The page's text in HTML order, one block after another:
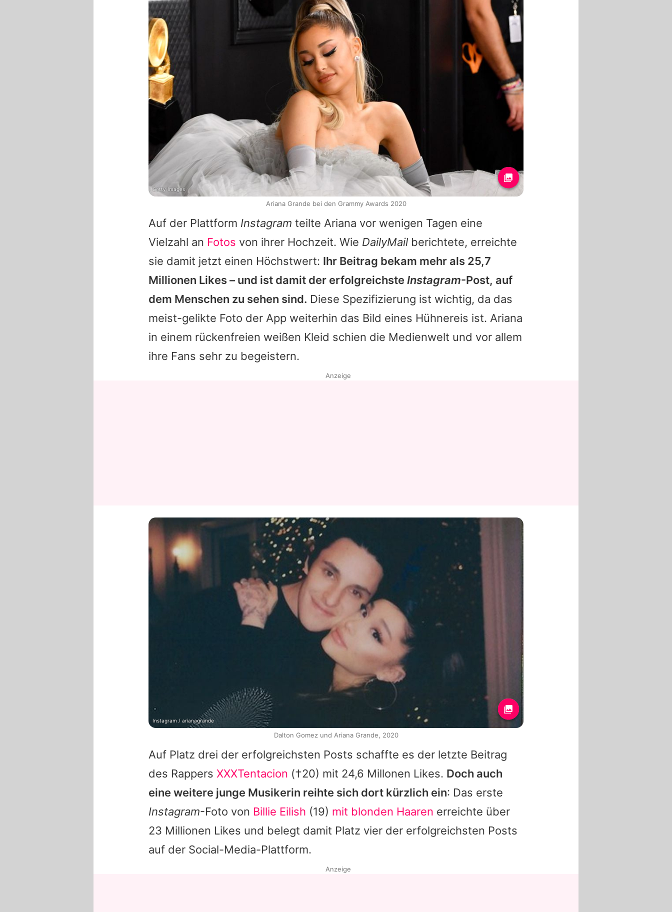
Auf der Plattform Instagram teilte Ariana vor wenigen Tagen eine
Vielzahl an Fotos von ihrer Hochzeit. Wie DailyMail berichtete, erreichte
sie damit jetzt einen Höchstwert: Ihr Beitrag bekam mehr als 25,7
Millionen Likes – und ist damit der erfolgreichste Instagram-Post, auf
dem Menschen zu sehen sind. Diese Spezifizierung ist wichtig, da das
meist-gelikte Foto der App weiterhin das Bild eines Hühnereis ist. Ariana
in einem rückenfreien weißen Kleid schien die Medienwelt und vor allem
ihre Fans sehr zu begeistern.
Auf Platz drei der erfolgreichsten Posts schaffte es der letzte Beitrag
des Rappers XXXTentacion (†20) mit 24,6 Millonen Likes. Doch auch
eine weitere junge Musikerin reihte sich dort kürzlich ein: Das erste
Instagram-Foto von Billie Eilish (19) mit blonden Haaren erreichte über
23 Millionen Likes und belegt damit Platz vier der erfolgreichsten Posts
auf der Social-Media-Plattform.
Getty Images
Ariana Grande bei den Grammy Awards 2020
Anzeige
Instagram / arianagrande
Dalton Gomez und Ariana Grande, 2020
Anzeige